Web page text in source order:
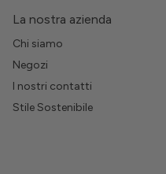
La nostra azienda
Chi siamo
Negozi
I nostri contatti
Stile Sostenibile